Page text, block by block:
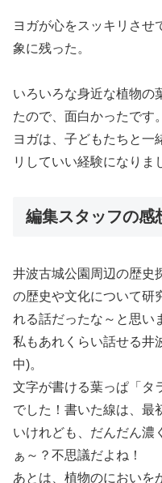
ヨガが心をスッキリさせ
象に残った。
いろいろな身近な植物の
たので、面白かったです。
ヨガは、子どもたちと一
リしていい経験になりま
編集スタッフの感
井波古城公園周辺の歴史
の歴史や文化について研
れる話だったな～と思い
私もあれくらい話せる井
中)。
文字が書ける葉っぱ「タ
でした！書いた線は、最
いけれども、だんだん濃
ぁ～？不思議だよね！
あとは、植物のにおいを